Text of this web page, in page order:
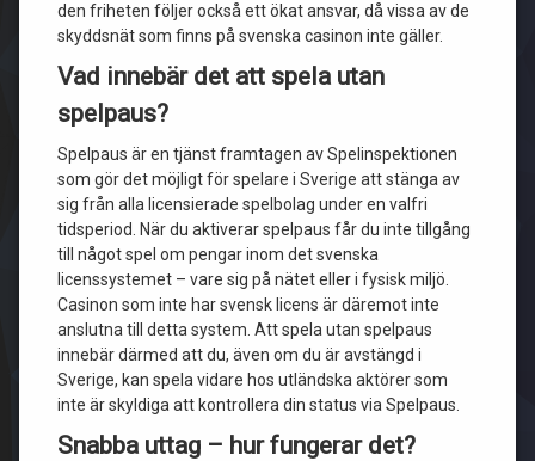
den friheten följer också ett ökat ansvar, då vissa av de
skyddsnät som finns på svenska casinon inte gäller.
Vad innebär det att spela utan
spelpaus?
Spelpaus är en tjänst framtagen av Spelinspektionen
som gör det möjligt för spelare i Sverige att stänga av
sig från alla licensierade spelbolag under en valfri
tidsperiod. När du aktiverar spelpaus får du inte tillgång
till något spel om pengar inom det svenska
licenssystemet – vare sig på nätet eller i fysisk miljö.
Casinon som inte har svensk licens är däremot inte
anslutna till detta system. Att spela utan spelpaus
innebär därmed att du, även om du är avstängd i
Sverige, kan spela vidare hos utländska aktörer som
inte är skyldiga att kontrollera din status via Spelpaus.
Snabba uttag – hur fungerar det?